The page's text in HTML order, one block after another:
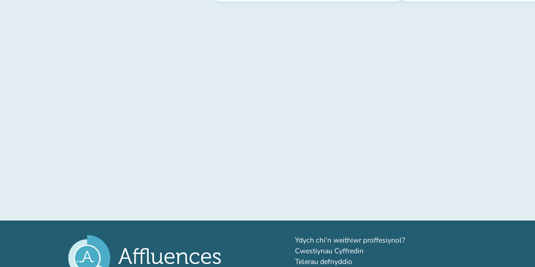
Ydych chi'n weithiwr proffesiynol?(tab newydd)
Cwestiynau Cyffredin
Telerau defnyddio